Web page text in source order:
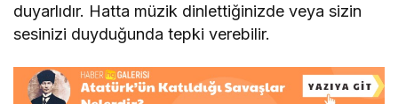
duyarlıdır. Hatta müzik dinlettiğinizde veya sizin
sesinizi duyduğunda tepki verebilir.